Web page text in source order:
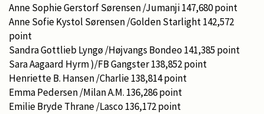
Anne Sophie Gerstorf Sørensen /Jumanji 147,680 point
Anne Sofie Kystol Sørensen /Golden Starlight 142,572
point
Sandra Gottlieb Lyngø /Højvangs Bondeo 141,385 point
Sara Aagaard Hyrm )/FB Gangster 138,852 point
Henriette B. Hansen /Charlie 138,814 point
Emma Pedersen /Milan A.M. 136,286 point
Emilie Bryde Thrane /Lasco 136,172 point